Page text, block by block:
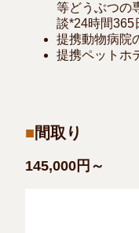
等どうぶつの
談*24時間365
提携動物病院
提携ペットホ
間取り
145,000円～